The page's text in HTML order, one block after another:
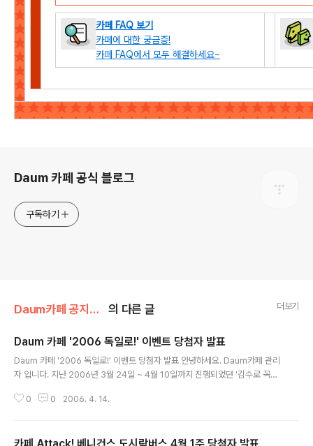
카페 FAQ 보기
카페에 대한 궁금증!
카페 FAQ에서 모두 해결하세요~
Daum 카페 공식 블로그
구독하기
Daum카페 공지사항/이벤트 의 다른 글 더보기
Daum 카페 '2006 독일로!' 이벤트 당첨자 발표
Daum 카페 '2006 독일로!' 이벤트 당첨자 발표 안녕하세요. Daum카페 관리
자 입니다. 지난 2006년 3월 24일 ~ 4월 10일까지 진행되었던 '김수로 꼭짓
이벤트 당첨자를 발표합니다. 이벤트 당첨자 발표 ▶ 경품 당첨자 이벤트 기간 ..
0 0 2006. 4. 14.